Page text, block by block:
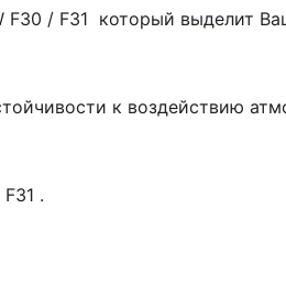
/ F31 который выделит
к воздействию
.